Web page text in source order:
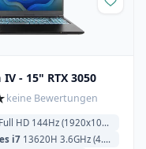
IV - 15" RTX 3050
keine Bewertungen
HD 144Hz (1920x1080)
i7 13620H 3.6GHz (4.9GHz) 24MB Cache